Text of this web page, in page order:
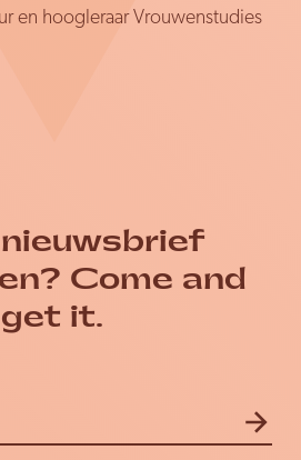
en hoogleraar Vrouwenstudies
Come and
get it.